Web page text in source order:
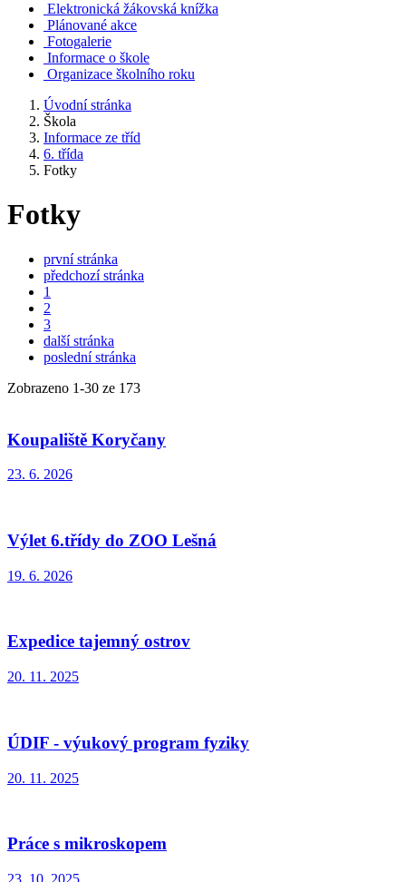
Elektronická žákovská knížka
Plánované akce
Fotogalerie
Informace o škole
Organizace školního roku
Úvodní stránka
Škola
Informace ze tříd
6. třída
Fotky
Fotky
první stránka
předchozí stránka
1
2
3
další stránka
poslední stránka
Zobrazeno 1-30 ze 173
Koupaliště Koryčany
23. 6. 2026
Výlet 6.třídy do ZOO Lešná
19. 6. 2026
Expedice tajemný ostrov
20. 11. 2025
ÚDIF - výukový program fyziky
20. 11. 2025
Práce s mikroskopem
23. 10. 2025